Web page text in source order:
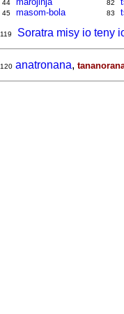
44
45 masom-bola
82
83
119 Soratra misy io teny
120 anatronana,